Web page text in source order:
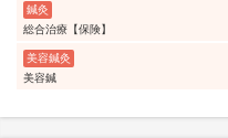
鍼灸
総合治療【保険】
美容鍼灸
美容鍼